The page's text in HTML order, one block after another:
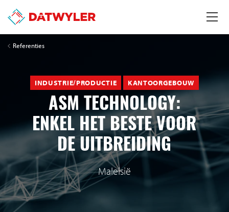
Referenties
INDUSTRIE/PRODUCTIE KANTOORGEBOUW
ASM TECHNOLOGY:
ENKEL HET BESTE VOOR
DE UITBREIDING
Maleisië